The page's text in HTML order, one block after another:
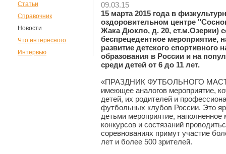
Статьи
Справочник
Новости
Что интересного
Интервью
09.03.15
15 марта 2015 года в
оздоровительном центре
Жака Дюкло, д. 20, ст.м.Озерки)
беспрецедентное мероприятие,
развитие детского спортивного
образования в России и на
среди детей от 6 до 11 лет.
«ПРАЗДНИК ФУТБОЛЬНОГО
имеющее аналогов мероприятие,
детей, их родителей и
футбольных клубов России. Это
детьми мероприятие,
конкурсов и состязаний
соревнованиях примут участие
лет и более 500 зрителей.